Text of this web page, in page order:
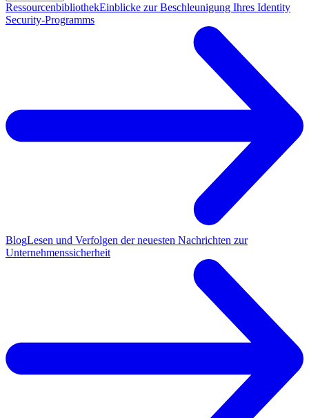
RessourcenbibliothekEinblicke zur Beschleunigung Ihres Identity
Security-Programms
BlogLesen und Verfolgen der neuesten Nachrichten zur
Unternehmenssicherheit